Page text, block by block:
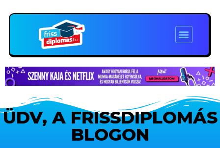
ÜDV, A FRISSDIPLOMÁS
BLOGON